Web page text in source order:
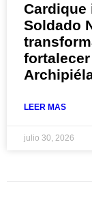
Cardique
Soldado
LEER MAS
julio 30, 2026